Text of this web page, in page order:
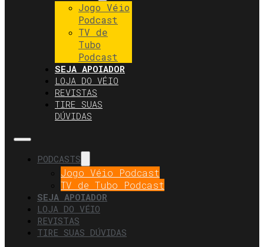
Jogo Véio
Podcast
TV de
Tubo
Podcast
SEJA APOIADOR
LOJA DO VÉIO
REVISTAS
TIRE SUAS
DÚVIDAS
PODCASTS
Jogo Véio Podcast
TV de Tubo Podcast
SEJA APOIADOR
LOJA DO VÉIO
REVISTAS
TIRE SUAS DÚVIDAS